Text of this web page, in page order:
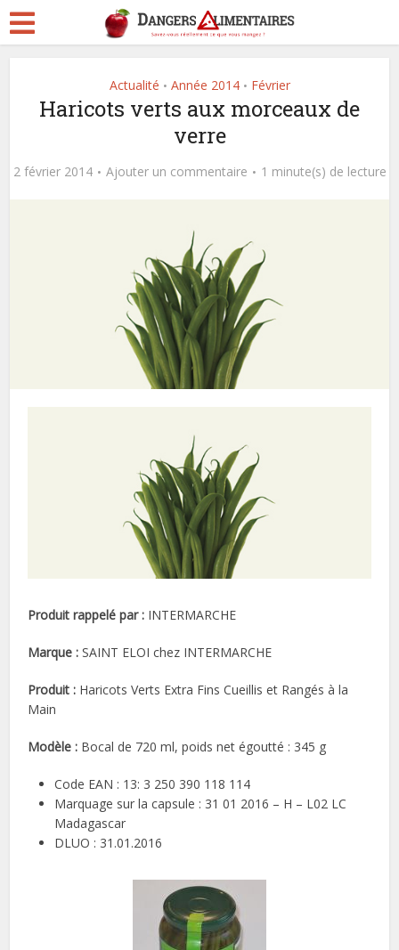
Actualité • Année 2014 • Février
Haricots verts aux morceaux de
verre
2 février 2014 Ajouter un commentaire 1 minute(s) de lecture
Produit rappelé par : INTERMARCHE
Marque : SAINT ELOI chez INTERMARCHE
Produit : Haricots Verts Extra Fins Cueillis et Rangés à la
Main
Modèle : Bocal de 720 ml, poids net égoutté : 345 g
Code EAN : 13: 3 250 390 118 114
Marquage sur la capsule : 31 01 2016 – H – L02 LC
Madagascar
DLUO : 31.01.2016